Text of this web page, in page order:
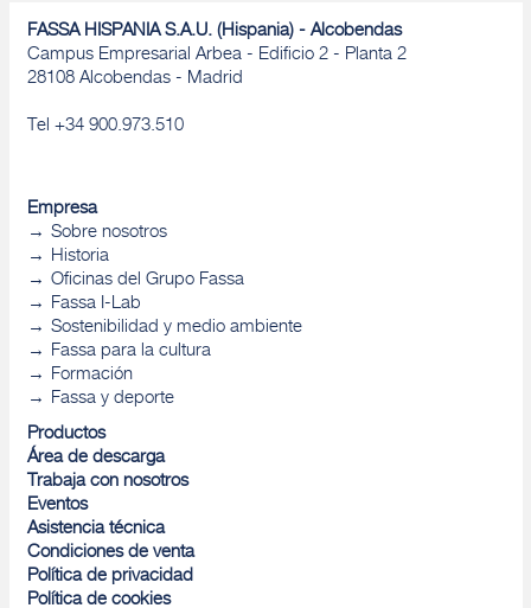
FASSA HISPANIA S.A.U. (Hispania) - Alcobendas
Campus Empresarial Arbea - Edificio 2 - Planta 2
28108 Alcobendas - Madrid
Tel +34 900.973.510
Empresa
Sobre nosotros
Historia
Oficinas del Grupo Fassa
Fassa I-Lab
Sostenibilidad y medio ambiente
Fassa para la cultura
Formación
Fassa y deporte
Productos
Área de descarga
Trabaja con nosotros
Eventos
Asistencia técnica
Condiciones de venta
Política de privacidad
Política de cookies